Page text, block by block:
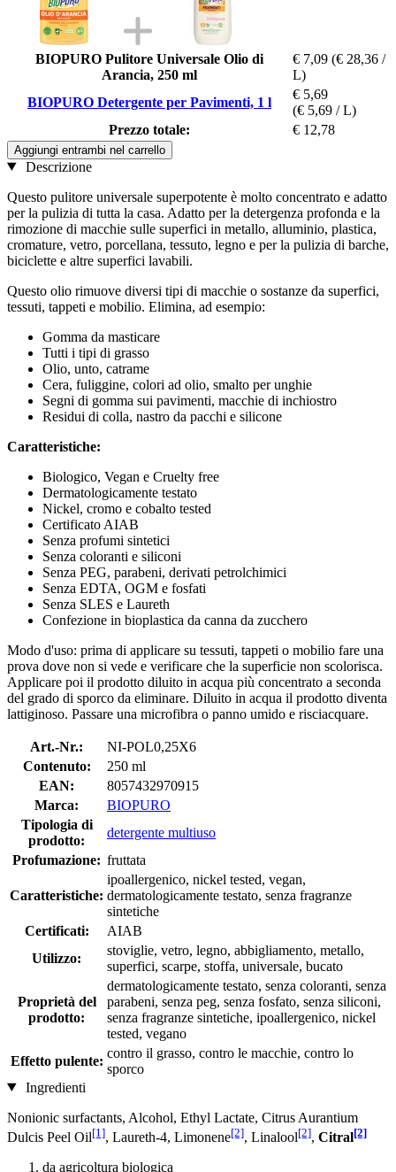
BIOPURO Pulitore Universale Olio di
Arancia, 250 ml
€ 7,09 (€ 28,36 /
L)
BIOPURO Detergente per Pavimenti, 1 l
€ 5,69
(€ 5,69 / L)
Prezzo totale:
€ 12,78
Aggiungi entrambi nel carrello
Descrizione
Questo pulitore universale superpotente è molto concentrato e adatto
per la pulizia di tutta la casa. Adatto per la detergenza profonda e la
rimozione di macchie sulle superfici in metallo, alluminio, plastica,
cromature, vetro, porcellana, tessuto, legno e per la pulizia di barche,
biciclette e altre superfici lavabili.
Questo olio rimuove diversi tipi di macchie o sostanze da superfici,
tessuti, tappeti e mobilio. Elimina, ad esempio:
Gomma da masticare
Tutti i tipi di grasso
Olio, unto, catrame
Cera, fuliggine, colori ad olio, smalto per unghie
Segni di gomma sui pavimenti, macchie di inchiostro
Residui di colla, nastro da pacchi e silicone
Caratteristiche:
Biologico, Vegan e Cruelty free
Dermatologicamente testato
Nickel, cromo e cobalto tested
Certificato AIAB
Senza profumi sintetici
Senza coloranti e siliconi
Senza PEG, parabeni, derivati petrolchimici
Senza EDTA, OGM e fosfati
Senza SLES e Laureth
Confezione in bioplastica da canna da zucchero
Modo d'uso: prima di applicare su tessuti, tappeti o mobilio fare una
prova dove non si vede e verificare che la superficie non scolorisca.
Applicare poi il prodotto diluito in acqua più concentrato a seconda
del grado di sporco da eliminare. Diluito in acqua il prodotto diventa
lattiginoso. Passare una microfibra o panno umido e risciacquare.
Art.-Nr.:
NI-POL0,25X6
Contenuto:
250 ml
EAN:
8057432970915
Marca:
BIOPURO
Tipologia di
prodotto:
detergente multiuso
Profumazione: fruttata
Caratteristiche:
ipoallergenico, nickel tested, vegan,
dermatologicamente testato, senza fragranze
sintetiche
Certificati:
AIAB
Utilizzo:
stoviglie, vetro, legno, abbigliamento, metallo,
superfici, scarpe, stoffa, universale, bucato
Proprietà del
prodotto:
dermatologicamente testato, senza coloranti, senza
parabeni, senza peg, senza fosfato, senza siliconi,
senza fragranze sintetiche, ipoallergenico, nickel
tested, vegano
Effetto pulente:
contro il grasso, contro le macchie, contro lo
sporco
Ingredienti
Nonionic surfactants, Alcohol, Ethyl Lactate, Citrus Aurantium
Dulcis Peel Oil[1], Laureth-4, Limonene[2], Linalool[2], Citral[2]
da agricoltura biologica